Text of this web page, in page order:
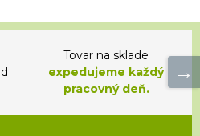
Tovar na sklade
expedujeme každý
pracovný deň.